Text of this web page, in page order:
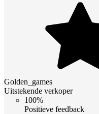
Golden_games
Uitstekende verkoper
100%
Positieve feedback